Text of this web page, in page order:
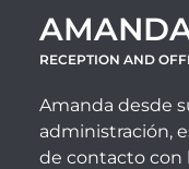
RECEPTION AND
Amanda desde
administración,
de contacto con